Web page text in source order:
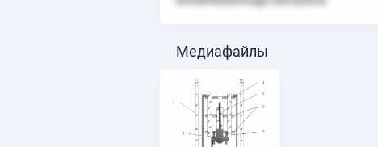
Медиафайлы